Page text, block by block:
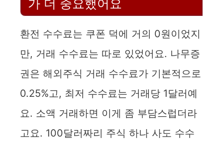
가 더 중요했어요
환전 수수료는 쿠폰 덕에 거의 0원이었지
만, 거래 수수료는 따로 있었어요. 나무증
권은 해외주식 거래 수수료가 기본적으로
0.25%고, 최저 수수료는 거래당 1달러예
요. 소액 거래하면 이게 좀 부담스럽더라
고요. 100달러짜리 주식 하나 사도 수수